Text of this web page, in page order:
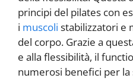
principi del pilates con
i muscoli stabilizzatori e
del corpo. Grazie a
e alla flessibilità, il
numerosi benefici per